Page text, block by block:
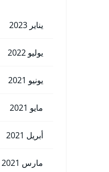
يناير 2023
يوليو 2022
يونيو 2021
مايو 2021
أبريل 2021
مارس 2021